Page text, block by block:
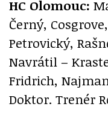
HC Olomouc:
Černý,
Petrovický,
Navrátil –
Fridrich,
Doktor. Trenér